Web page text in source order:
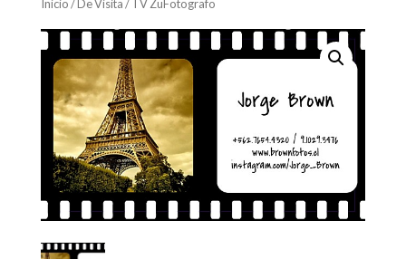
Inicio/De Visita/ TV ZuFotografo